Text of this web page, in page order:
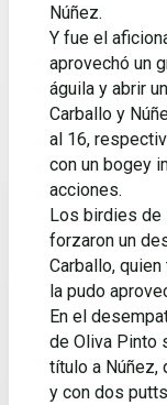
Núñez.
Y fue el
aprovechó un
águila y abrir
Carballo y
al 16,
con un bogey
acciones.
Los birdies de
forzaron un
Carballo,
la pudo
En el
de Oliva Pinto
título a Núñez,
y con dos